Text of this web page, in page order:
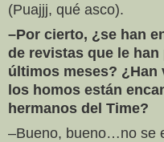
(Puajjj, qué asco).
–Por cierto, ¿se han
de revistas que le
últimos meses? ¿Han
los homos están
hermanos del Time?
–Bueno, bueno…no se